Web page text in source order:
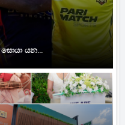
සොයා යන...